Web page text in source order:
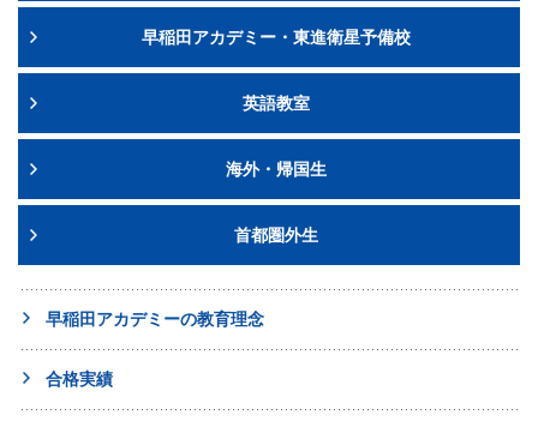
早稲田アカデミー・東進衛星予備校
英語教室
海外・帰国生
首都圏外生
早稲田アカデミーの教育理念
合格実績